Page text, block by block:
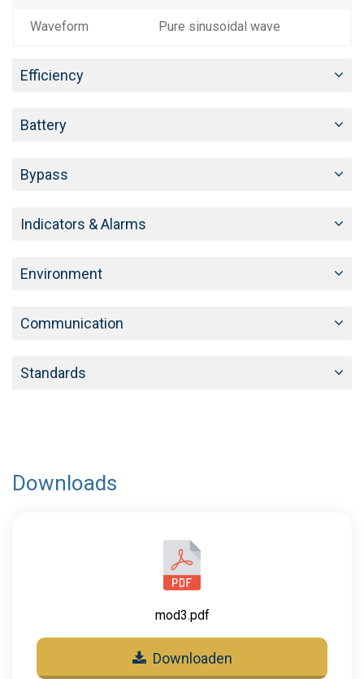
Waveform Pure sinusoidal wave
Efficiency
Battery
Bypass
Indicators & Alarms
Environment
Communication
Standards
Downloads
mod3.pdf
Downloaden